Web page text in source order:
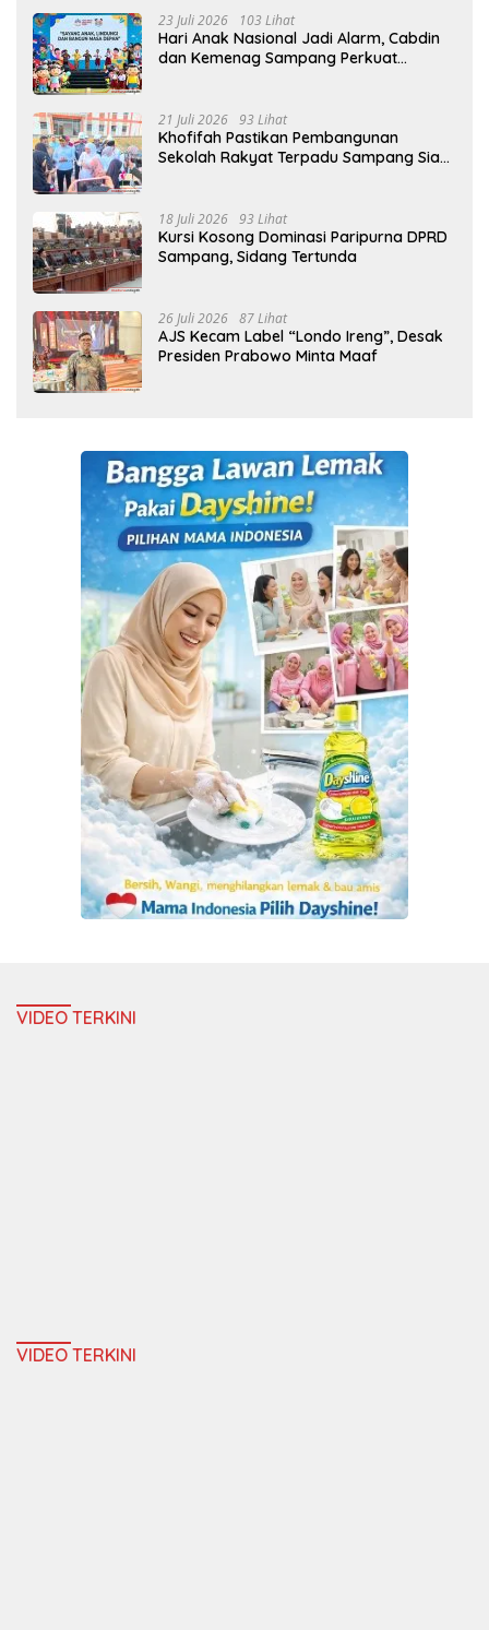
23 Juli 2026 103 Lihat
Hari Anak Nasional Jadi Alarm, Cabdin
dan Kemenag Sampang Perkuat
21 Juli 2026 93 Lihat
Khofifah Pastikan Pembangunan
Sekolah Rakyat Terpadu Sampang Siap
18 Juli 2026 93 Lihat
Kursi Kosong Dominasi Paripurna DPRD
Sampang, Sidang Tertunda
26 Juli 2026 87 Lihat
AJS Kecam Label “Londo Ireng”, Desak
Presiden Prabowo Minta Maaf
VIDEO TERKINI
VIDEO TERKINI